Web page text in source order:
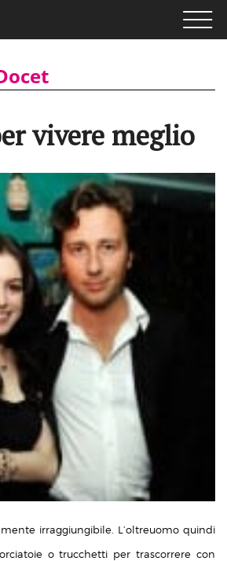
vivere meglio
irraggiungibile. L’oltreuomo quindi
o trucchetti per trascorrere con